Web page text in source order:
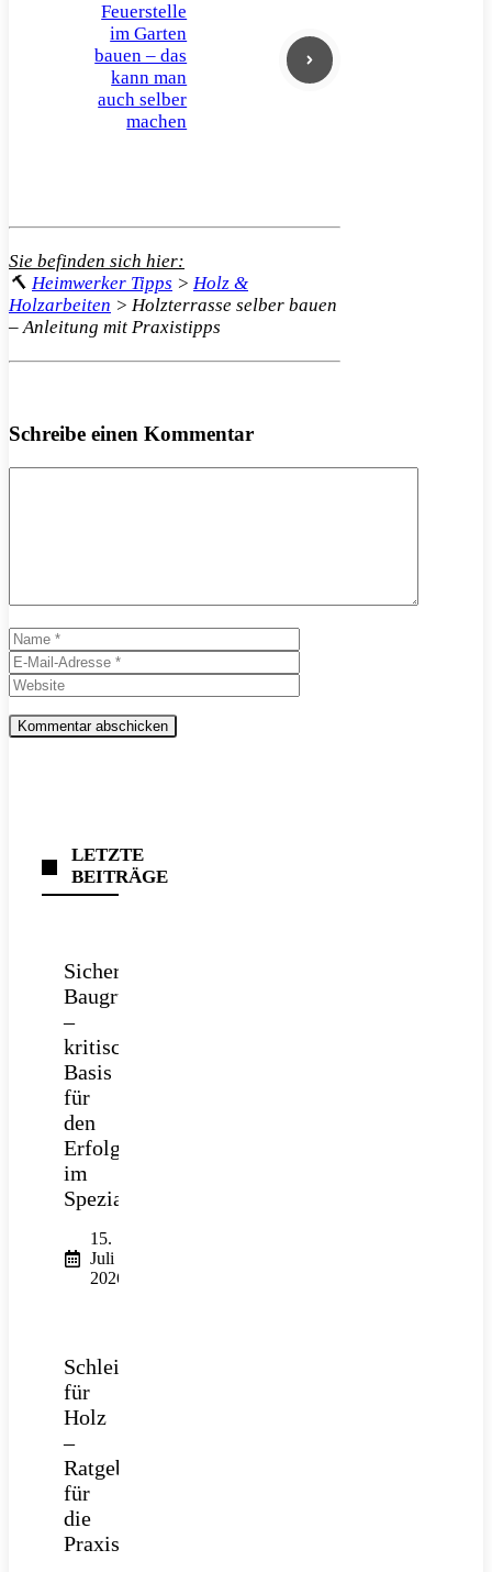
Feuerstelle
im Garten
bauen – das
kann man
auch selber
machen
Sie befinden sich hier:
🔨 Heimwerker Tipps > Holz &
Holzarbeiten > Holzterrasse selber bauen
– Anleitung mit Praxistipps
Schreibe einen Kommentar
Name
Mail-
Adresse
LETZTE
BEITRÄGE
Sichere
Baugrube
–
kritische
Basis
für
den
Erfolg
im
Spezialtiefbau
15.
Juli
2026
Schleifpapier
für
Holz
–
Ratgeber
für
die
Praxis